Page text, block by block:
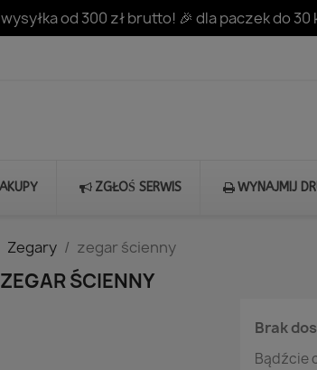
od 300 zł brutto! 🎉 dla paczek do 30
ZGŁOŚ SERWIS WYNAJMIJ
Zegary zegar ścienny
ŚCIENNY
Brak
Bądźcie